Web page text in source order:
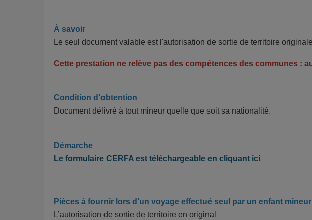
À savoir
Le seul document valable est l'autorisation de sortie de territoire
Cette prestation ne relève pas des compétences des communes :
Condition d’obtention
Document délivré à tout mineur quelle que soit sa nationalité.
Démarche
Le formulaire CERFA est téléchargeable en cliquant ici
Pièces à fournir lors d’un voyage effectué seul par un enfant mineur
L’autorisation de sortie de territoire en original